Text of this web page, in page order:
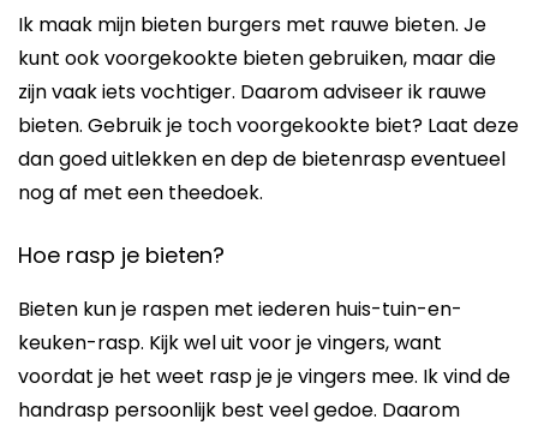
Ik maak mijn bieten burgers met rauwe bieten. Je
kunt ook voorgekookte bieten gebruiken, maar die
zijn vaak iets vochtiger. Daarom adviseer ik rauwe
bieten. Gebruik je toch voorgekookte biet? Laat deze
dan goed uitlekken en dep de bietenrasp eventueel
nog af met een theedoek.
Hoe rasp je bieten?
Bieten kun je raspen met iederen huis-tuin-en-
keuken-rasp. Kijk wel uit voor je vingers, want
voordat je het weet rasp je je vingers mee. Ik vind de
handrasp persoonlijk best veel gedoe. Daarom